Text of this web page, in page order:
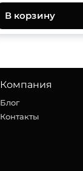
В корзину
Компания
Блог
Контакты